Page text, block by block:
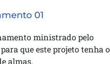
01
ministrado pelo
que este projeto tenha o
almas.